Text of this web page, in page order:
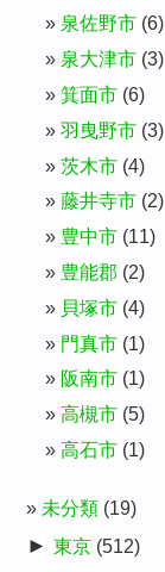
泉佐野市 (6)
泉大津市 (3)
箕面市 (6)
羽曳野市 (3)
茨木市 (4)
藤井寺市 (2)
豊中市 (11)
豊能郡 (2)
貝塚市 (4)
門真市 (1)
阪南市 (1)
高槻市 (5)
高石市 (1)
未分類 (19)
► 東京 (512)